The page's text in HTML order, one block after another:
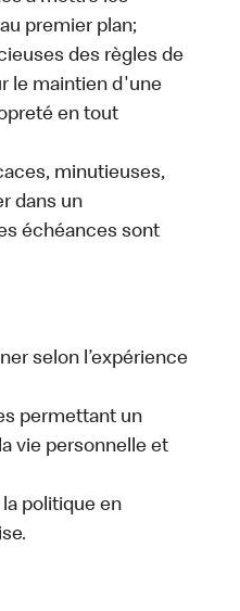
premier plan;
des règles de
le maintien d'une
en tout
minutieuses,
dans un
échéances sont
selon l’expérience
permettant un
vie personnelle et
politique en